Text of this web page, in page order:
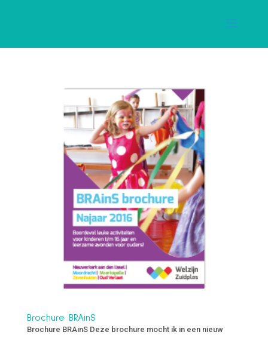
Brochure BRAinS
Brochure BRAinS Deze brochure mocht ik in een nieuw